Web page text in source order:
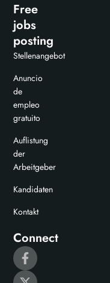
Free
jobs
posting
Stellenangebot
Anuncio
de
empleo
gratuito
Auflistung
der
Arbeitgeber
Kandidaten
Kontakt
Connect